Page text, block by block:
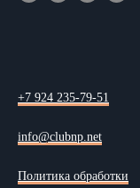
+7 924 235-79-51
info@clubnp.net
Политика обработки